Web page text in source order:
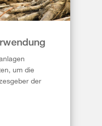
um die
der